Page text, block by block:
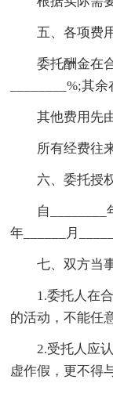
五、各项费
委托酬金在
________%;其
其他费用先
所有经费往
六、委托授
自________
年______月
七、双方当
1.委托人在
的活动，不能任
2.受托人应
虚作假，更不得